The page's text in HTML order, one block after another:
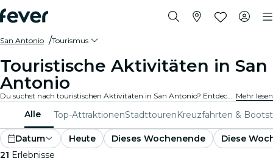
San Antonio Tourismus
Touristische Aktivitäten in San
Antonio
Du suchst nach touristischen Aktivitäten in San Antonio? Entdecke San Antonio – mach dich bereit für ein Abenteuer nach dem anderen mit diesen spannenden Erlebnissen, die speziell für Touristen entwickelt wurden. Erlebe das Beste von San Antonio ! Mehr lesen
Alle Top-AttraktionenStadttourenKreuzfahrten &
Datum Heute Dieses Wochenende
Diese
21 Erlebnisse